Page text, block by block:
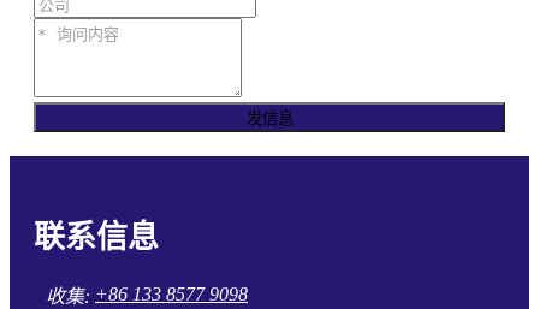
发信息
联系信息
收集: +86 133 8577 9098